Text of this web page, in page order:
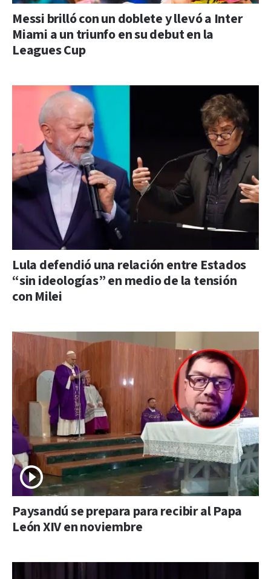
Messi brilló con un doblete y llevó a Inter
Miami a un triunfo en su debut en la
Leagues Cup
Lula defendió una relación entre Estados
“sin ideologías” en medio de la tensión
con Milei
Paysandú se prepara para recibir al Papa
León XIV en noviembre